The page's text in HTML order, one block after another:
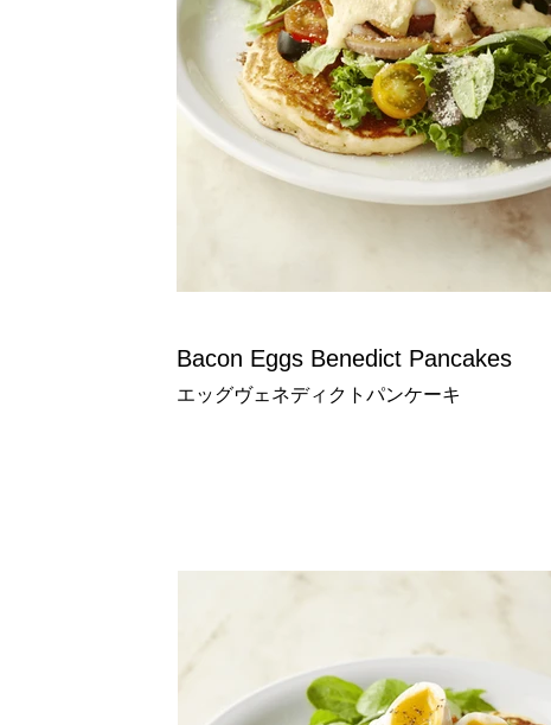
Bacon Eggs Benedict Pancakes
エッグヴェネディクトパンケーキ